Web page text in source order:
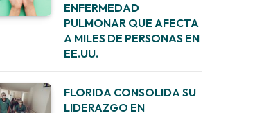
ENFERMEDAD
PULMONAR QUE AFECTA
A MILES DE PERSONAS EN
EE.UU.
FLORIDA CONSOLIDA SU
LIDERAZGO EN